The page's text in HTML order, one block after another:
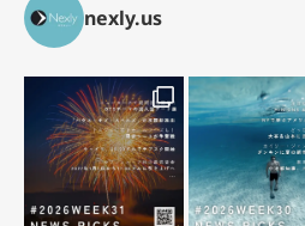
nexly.us